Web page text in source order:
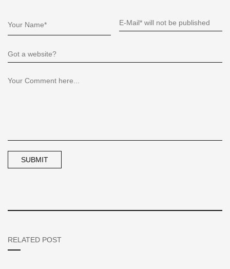
RELATED POST